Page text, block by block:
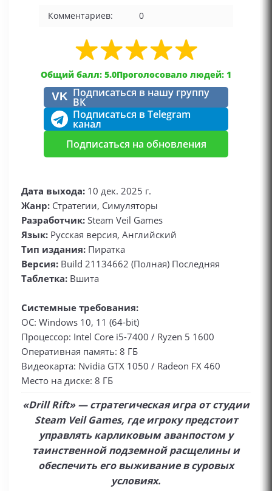
Комментариев:
0
Общий балл: 5.0Проголосовало людей: 1
VK Подписаться в нашу группу
ВК
Подписаться в Telegram
канал
Подписаться на обновления
Дата выхода: 10 дек. 2025 г.
Жанр: Стратегии, Симуляторы
Разработчик: Steam Veil Games
Язык: Русская версия, Английский
Тип издания: Пиратка
Версия: Build 21134662 (Полная) Последняя
Таблетка: Вшита
Системные требования:
ОС: Windows 10, 11 (64-bit)
Процессор: Intel Core i5-7400 / Ryzen 5 1600
Оперативная память: 8 ГБ
Видеокарта: Nvidia GTX 1050 / Radeon FX 460
Место на диске: 8 ГБ
«Drill Rift» — стратегическая игра от студии
Steam Veil Games, где игроку предстоит
управлять карликовым аванпостом у
таинственной подземной расщелины и
обеспечить его выживание в суровых
условиях.